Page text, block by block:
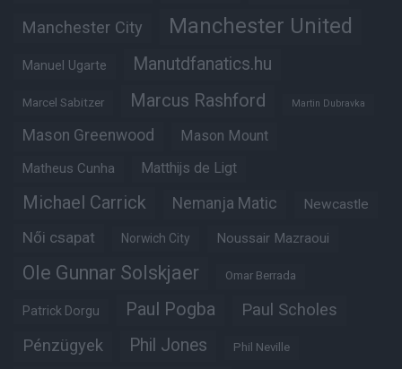
Manchester City Manchester United
Manuel Ugarte Manutdfanatics.hu
Marcel Sabitzer Marcus Rashford Martin Dubravka
Mason Greenwood Mason Mount
Matheus Cunha Matthijs de Ligt
Michael Carrick Nemanja Matic Newcastle
Női csapat Norwich City Noussair Mazraoui
Ole Gunnar Solskjaer Omar Berrada
Patrick Dorgu Paul Pogba Paul Scholes
Pénzügyek Phil Jones Phil Neville